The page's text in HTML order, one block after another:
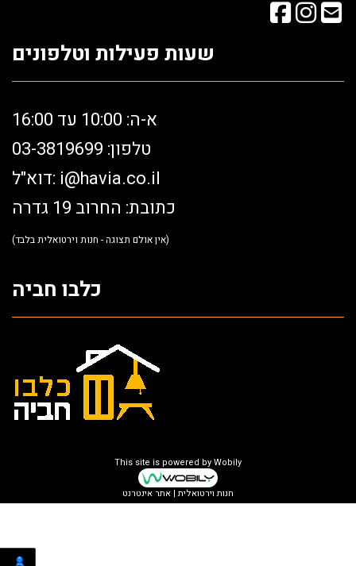
שעות פעילות וטלפונים
א-ה: 10:00 עד 16:00
טלפון: 03-3819699
דוא"ל: i@havia.co.il
כתובת: החרוב 19 גדרה
(אין אולם תצוגה - חנות וירטואלית בלבד)
כלבו חביה
This site is powered byWobily
חנות וירטואלית | אתר אינטרנט